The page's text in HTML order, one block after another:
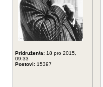
Pridružen/a: 18 pro 2015,
09:33
Postovi: 15397